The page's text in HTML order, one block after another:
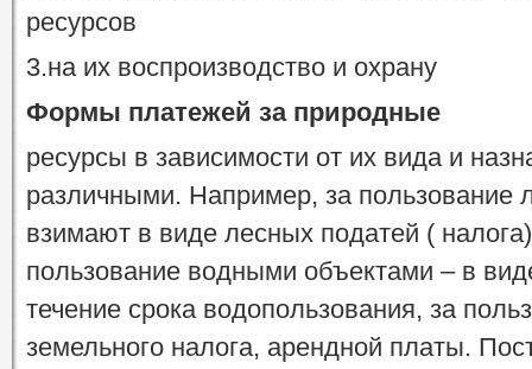
ресурсов
3.на их воспроизводство и охрану
Формы платежей за природные
ресурсы в зависимости от их вида и
различными. Например, за пользование
взимают в виде лесных податей (
пользование водными объектами – в
течение срока водопользования, за
земельного налога, арендной платы.